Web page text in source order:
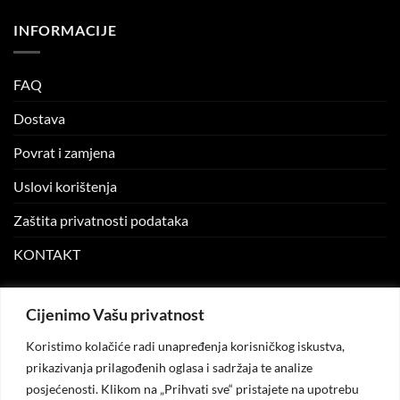
Cijenimo Vašu privatnost
Koristimo kolačiće radi unapređenja korisničkog iskustva,
prikazivanja prilagođenih oglasa i sadržaja te analize
posjećenosti. Klikom na „Prihvati sve“ pristajete na upotrebu
INFORMACIJE
FAQ
Dostava
Povrat i zamjena
Uslovi korištenja
Zaštita privatnosti podataka
KONTAKT
Moje narudžbe